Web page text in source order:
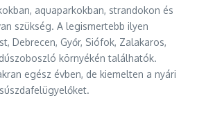
aquaparkokban, strandokon és
szükség. A legismertebb ilyen
Debrecen, Győr, Siófok, Zalakaros,
környékén találhatók.
egész évben, de kiemelten a nyári